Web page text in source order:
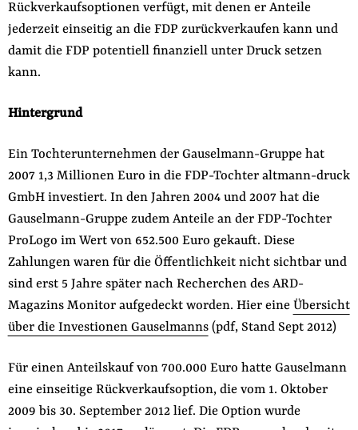
Rückverkaufsoptionen verfügt, mit denen er Anteile
jederzeit einseitig an die FDP zurückverkaufen kann und
damit die FDP potentiell finanziell unter Druck setzen
kann.
Hintergrund
Ein Tochterunternehmen der Gauselmann-Gruppe hat
2007 1,3 Millionen Euro in die FDP-Tochter altmann-druck
GmbH investiert. In den Jahren 2004 und 2007 hat die
Gauselmann-Gruppe zudem Anteile an der FDP-Tochter
ProLogo im Wert von 652.500 Euro gekauft. Diese
Zahlungen waren für die Öffentlichkeit nicht sichtbar und
sind erst 5 Jahre später nach Recherchen des ARD-
Magazins Monitor aufgedeckt worden. Hier eine Übersicht
über die Investionen Gauselmanns(pdf, Stand Sept 2012)
Für einen Anteilskauf von 700.000 Euro hatte Gauselmann
eine einseitige Rückverkaufsoption, die vom 1. Oktober
2009 bis 30. September 2012 lief. Die Option wurde